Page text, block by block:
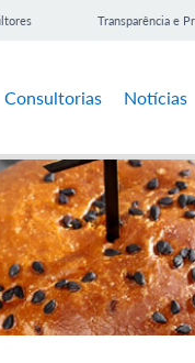
Transparência e
Consultorias Notícias